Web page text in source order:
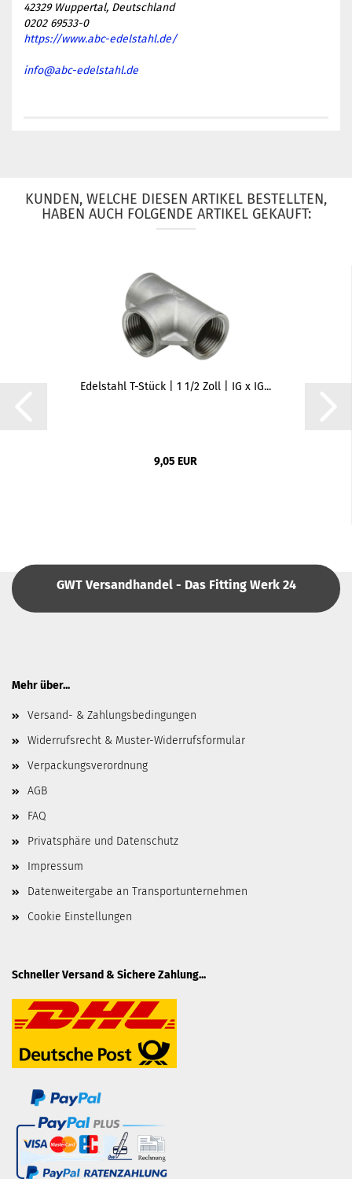
42329 Wuppertal, Deutschland
0202 69533-0
https://www.abc-edelstahl.de/
info@abc-edelstahl.de
KUNDEN, WELCHE DIESEN ARTIKEL BESTELLTEN,
HABEN AUCH FOLGENDE ARTIKEL GEKAUFT:
Edelstahl T-Stück | 1 1/2 Zoll | IG x IG...
9,05 EUR
GWT Versandhandel - Das Fitting Werk 24
Mehr über...
Versand- & Zahlungsbedingungen
Widerrufsrecht & Muster-Widerrufsformular
Verpackungsverordnung
AGB
FAQ
Privatsphäre und Datenschutz
Impressum
Datenweitergabe an Transportunternehmen
Cookie Einstellungen
Schneller Versand & Sichere Zahlung...